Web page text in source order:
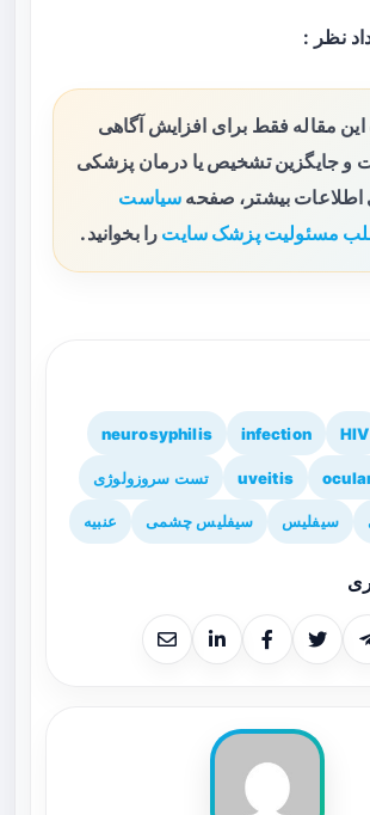
مقاله فقط برای افزایش آگاهی
جایگزین تشخیص یا درمان پزشکی
بیشتر، صفحه سیاست
مسئولیت پزشک سایت را بخوانید.
HIV
infection
neurosyphilis
uveitis تست سروزولوژی
سیفلیس سیفلیس چشمی عنبیه